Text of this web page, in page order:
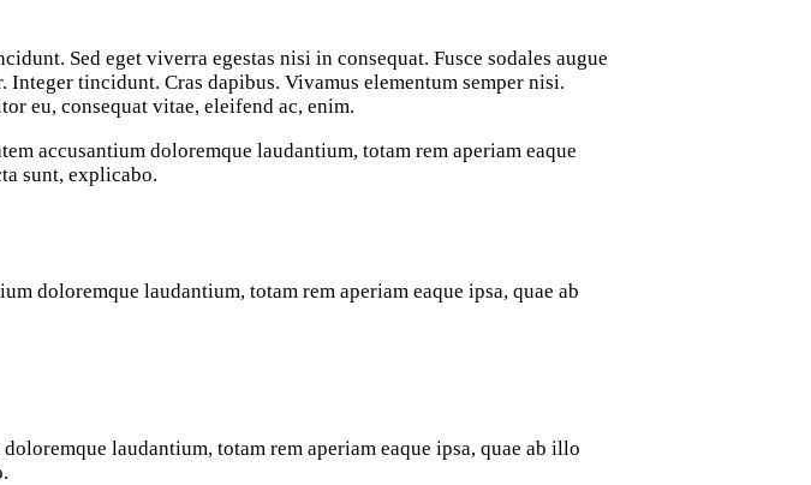
Sed eget viverra egestas nisi in consequat. Fusce sodales augue
tincidunt. Cras dapibus. Vivamus elementum semper nisi.
eu, consequat vitae, eleifend ac, enim.
accusantium doloremque laudantium, totam rem aperiam eaque
sunt, explicabo.
doloremque laudantium, totam rem aperiam eaque ipsa, quae ab
laudantium, totam rem aperiam eaque ipsa, quae ab illo